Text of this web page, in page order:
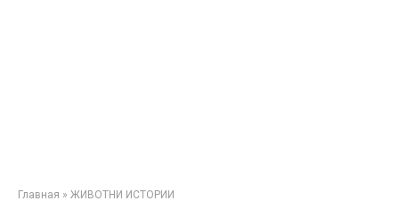
Главная » ЖИВОТНИ ИСТОРИИ